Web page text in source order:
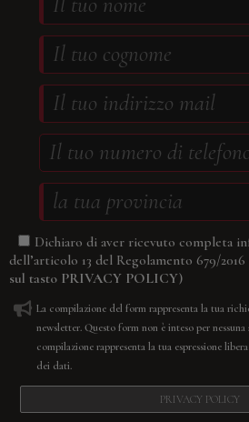
Dichiaro di aver ricevuto completa
dell’articolo 13 del Regolamento 679/2016
sul tasto PRIVACY POLICY)
La compilazione del form rappresenta la tua
newsletter. Questo form non è inteso per
compilazione rappresenta la tua espressione
dei dati.
PRIVACY POLICY